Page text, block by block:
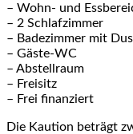
– Wohn- und
– 2 Schlafzimmer
– Badezimmer mit
– Gäste-WC
– Abstellraum
– Freisitz
– Frei finanziert
Die Kaution beträgt